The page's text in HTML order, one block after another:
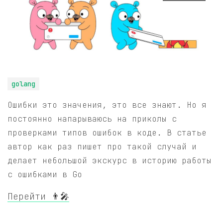
golang
Ошибки это значения, это все знают. Но я
постоянно напарываюсь на приколы с
проверками типов ошибок в коде. В статье
автор как раз пишет про такой случай и
делает небольшой экскурс в историю работы
с ошибками в Go
Перейти 👨‍🎤